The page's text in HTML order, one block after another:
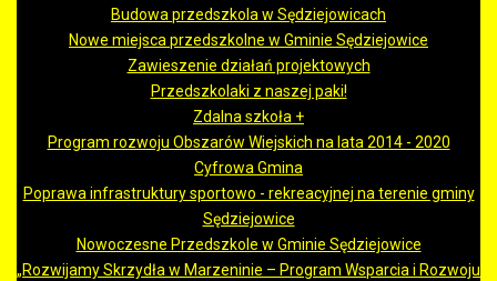
Budowa przedszkola w Sędziejowicach
Nowe miejsca przedszkolne w Gminie Sędziejowice
Zawieszenie działań projektowych
Przedszkolaki z naszej paki!
Zdalna szkoła +
Program rozwoju Obszarów Wiejskich na lata 2014 - 2020
Cyfrowa Gmina
Poprawa infrastruktury sportowo - rekreacyjnej na terenie gminy
Sędziejowice
Nowoczesne Przedszkole w Gminie Sędziejowice
„Rozwijamy Skrzydła w Marzeninie – Program Wsparcia i Rozwoju